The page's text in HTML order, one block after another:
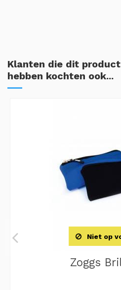
Klanten die dit
hebben kochten ook...
Niet op
Zoggs